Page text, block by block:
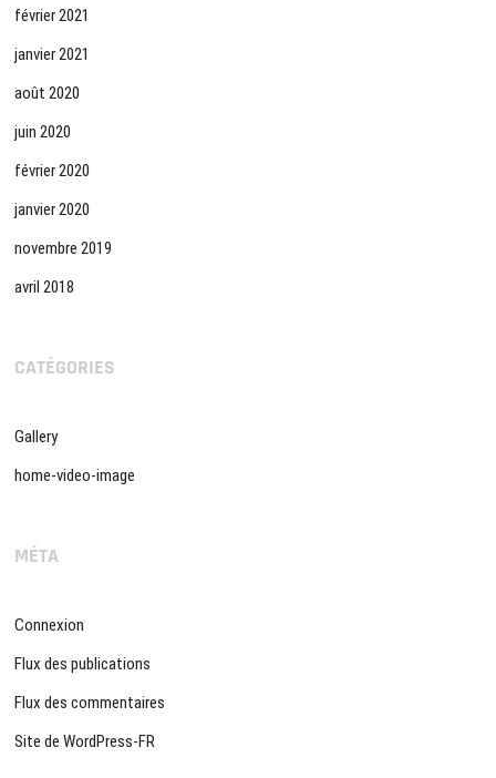
février 2021
janvier 2021
août 2020
juin 2020
février 2020
janvier 2020
novembre 2019
avril 2018
CATÉGORIES
Gallery
home-video-image
MÉTA
Connexion
Flux des publications
Flux des commentaires
Site de WordPress-FR